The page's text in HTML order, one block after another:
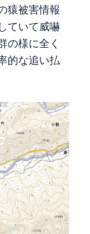
猿被害情報
ていて威嚇
の様に全く
的な追い払